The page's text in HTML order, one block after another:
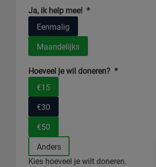
Ja, ik help mee! *
Eenmalig
Maandelijks
Hoeveel je wil doneren? *
€15
€30
€50
Anders
Kies hoeveel je wilt doneren.